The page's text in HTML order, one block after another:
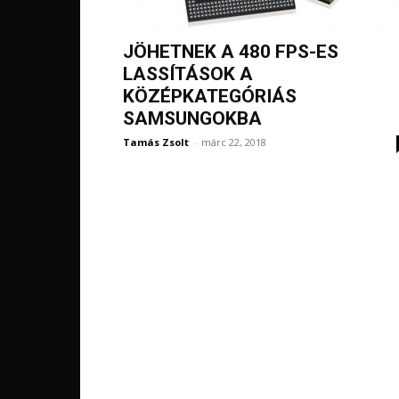
JÖHETNEK A 480 FPS-ES
LASSÍTÁSOK A
KÖZÉPKATEGÓRIÁS
SAMSUNGOKBA
Tamás Zsolt - márc 22, 2018